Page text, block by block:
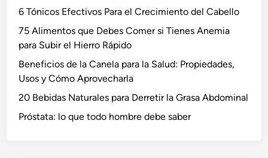
6 Tónicos Efectivos Para el Crecimiento del Cabello
75 Alimentos que Debes Comer si Tienes Anemia
para Subir el Hierro Rápido
Beneficios de la Canela para la Salud: Propiedades,
Usos y Cómo Aprovecharla
20 Bebidas Naturales para Derretir la Grasa Abdominal
Próstata: lo que todo hombre debe saber